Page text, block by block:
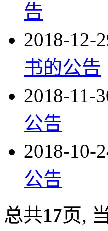
告
2018-12-
书的公告
2018-11-
公告
2018-10-
公告
总共17页,